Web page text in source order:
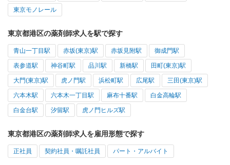
東京モノレール
東京都港区の薬剤師求人を駅で探す
青山一丁目駅 赤坂(東京)駅 赤坂見附駅 御成門駅
表参道駅 神谷町駅 品川駅 新橋駅 田町(東京)駅
大門(東京)駅 虎ノ門駅 浜松町駅 広尾駅 三田(東京)駅
六本木駅 六本木一丁目駅 麻布十番駅 白金高輪駅
白金台駅 汐留駅 虎ノ門ヒルズ駅
東京都港区の薬剤師求人を雇用形態で探す
正社員 契約社員・嘱託社員 パート・アルバイト